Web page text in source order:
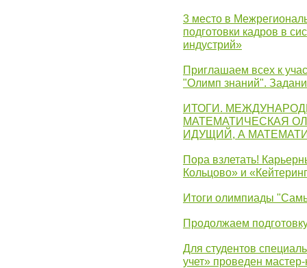
3 место в
подготовки кадров в
индустрий»
Приглашаем всех к
"Олимп знаний".
ИТОГИ.
МАТЕМАТИЧЕСКАЯ
ИДУЩИЙ, А
Пора взлетать!
Кольцово» и
Итоги олимпиады
Продолжаем
Для студентов
учет» проведен